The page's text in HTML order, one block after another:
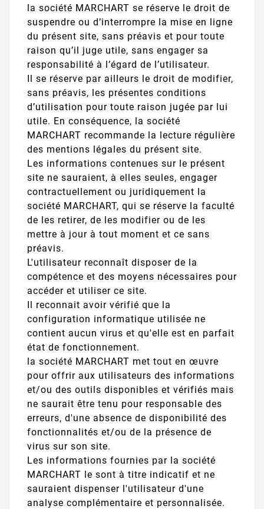
la société MARCHART se réserve le droit de
suspendre ou d’interrompre la mise en ligne
du présent site, sans préavis et pour toute
raison qu’il juge utile, sans engager sa
responsabilité à l’égard de l’utilisateur.
Il se réserve par ailleurs le droit de modifier,
sans préavis, les présentes conditions
d’utilisation pour toute raison jugée par lui
utile. En conséquence, la société
MARCHART recommande la lecture régulière
des mentions légales du présent site.
Les informations contenues sur le présent
site ne sauraient, à elles seules, engager
contractuellement ou juridiquement la
société MARCHART, qui se réserve la faculté
de les retirer, de les modifier ou de les
mettre à jour à tout moment et ce sans
préavis.
L'utilisateur reconnaît disposer de la
compétence et des moyens nécessaires pour
accéder et utiliser ce site.
Il reconnait avoir vérifié que la
configuration informatique utilisée ne
contient aucun virus et qu'elle est en parfait
état de fonctionnement.
la société MARCHART met tout en œuvre
pour offrir aux utilisateurs des informations
et/ou des outils disponibles et vérifiés mais
ne saurait être tenu pour responsable des
erreurs, d'une absence de disponibilité des
fonctionnalités et/ou de la présence de
virus sur son site.
Les informations fournies par la société
MARCHART le sont à titre indicatif et ne
sauraient dispenser l'utilisateur d'une
analyse complémentaire et personnalisée.